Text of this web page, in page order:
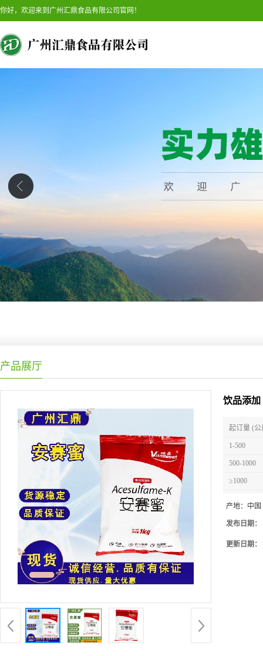
你好，欢迎来到广州汇鼎食品有限公司官网！
产品展厅
饮品添加
起订量 (公
1-500
500-1000
≥1000
产地： 中国
发布日期：
更新日期：